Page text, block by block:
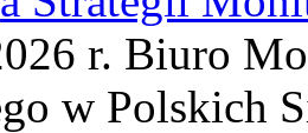
r. Biuro
w Polskich